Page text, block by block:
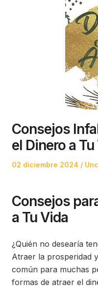
Consejos
el Dinero a
Posted
02 diciembre 2024
Consejos
a Tu Vida
¿Quién no desearía
Atraer la prosperidad
común para muchas
formas de atraer el